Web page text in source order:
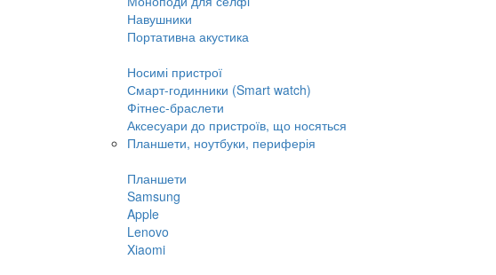
Навушники
Портативна акустика
Носимі пристрої
Смарт-годинники (Smart watch)
Фітнес-браслети
Аксесуари до пристроїв, що носяться
Планшети, ноутбуки, периферія
Планшети
Samsung
Apple
Lenovo
Xiaomi